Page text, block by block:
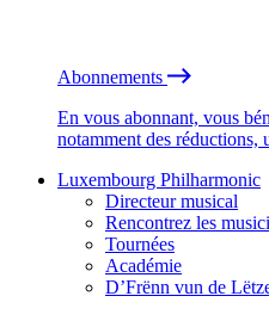
Abonnements
En vous abonnant, vous
notamment des réductions,
Luxembourg Philharmonic
Directeur musical
Rencontrez les
Tournées
Académie
D’Frënn vun de